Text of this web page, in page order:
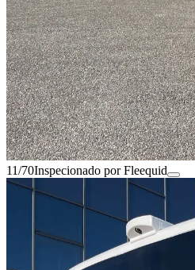
11/70Inspecionado por Fleequid